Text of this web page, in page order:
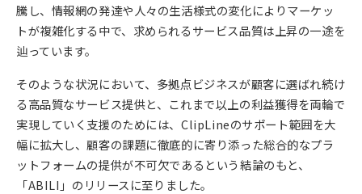
騰し、情報網の発達や人々の生活様式の変化によりマーケッ
トが複雑化する中で、求められるサービス品質は上昇の一途を
辿っています。
そのような状況において、多拠点ビジネスが顧客に選ばれ続け
る高品質なサービス提供と、これまで以上の利益獲得を両輪で
実現していく支援のためには、ClipLineのサポート範囲を大
幅に拡大し、顧客の課題に徹底的に寄り添った総合的なプラ
ットフォームの提供が不可欠であるという結論のもと、
「ABILI」のリリースに至りました。